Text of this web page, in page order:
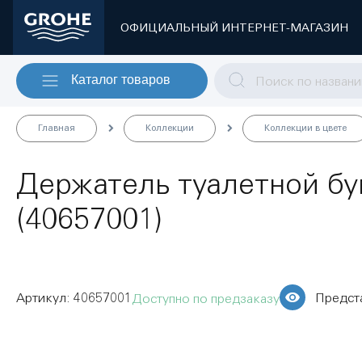
ОФИЦИАЛЬНЫЙ ИНТЕРНЕТ-МАГАЗИН
Каталог товаров
Главная Коллекции Коллекции в цвете
Держатель туалетной
(40657001)
Доступно по предзаказу
40657001